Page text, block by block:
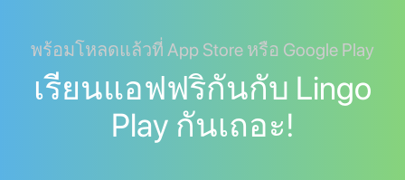
พร้อมโหลดแล้วที่ App Store หรือ Google Play
เรียนแอฟฟริกันกับ Lingo
Play กันเถอะ!